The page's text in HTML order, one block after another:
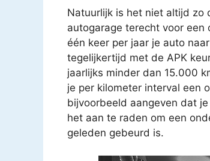
Natuurlijk is het niet altijd zo
autogarage terecht voor
één keer per jaar je auto
tegelijkertijd met de APK
jaarlijks minder dan 15.000
je per kilometer interval een
bijvoorbeeld aangeven dat
het aan te raden om een
geleden gebeurd is.